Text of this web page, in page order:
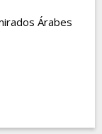
Árabes